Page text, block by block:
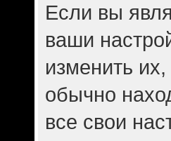
Если вы
ваши
изменить
обычно
все свои